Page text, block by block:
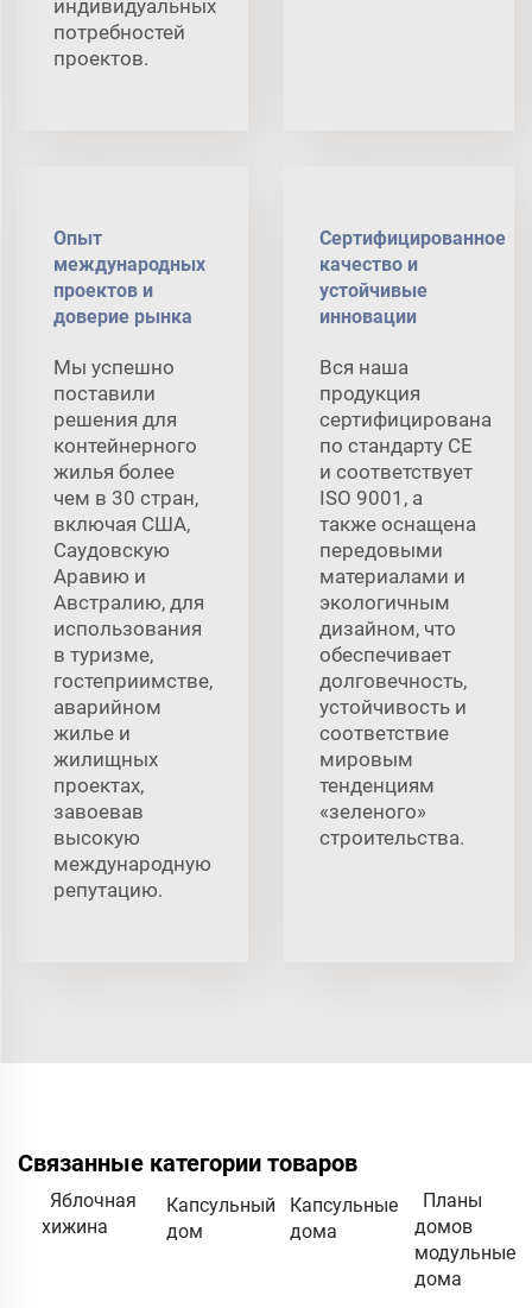
индивидуальных
потребностей
проектов.
Опыт
международных
проектов и
доверие рынка
Мы успешно
поставили
решения для
контейнерного
жилья более
чем в 30 стран,
включая США,
Саудовскую
Аравию и
Австралию, для
использования
в туризме,
гостеприимстве,
аварийном
жилье и
жилищных
проектах,
завоевав
высокую
международную
репутацию.
Сертифицированное
качество и
устойчивые
инновации
Вся наша
продукция
сертифицирована
по стандарту CE
и соответствует
ISO 9001, а
также оснащена
передовыми
материалами и
экологичным
дизайном, что
обеспечивает
долговечность,
устойчивость и
соответствие
мировым
тенденциям
«зеленого»
строительства.
Связанные категории товаров
Яблочная
хижина
Капсульный
дом
Капсульные
дома
Планы
домов
модульные
дома